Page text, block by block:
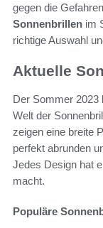
gegen die
Sonnenbrillen im
richtige Auswahl
Aktuelle
Der Sommer 2023
Welt der
zeigen eine breite
perfekt abrunden
Jedes Design hat
macht.
Populäre